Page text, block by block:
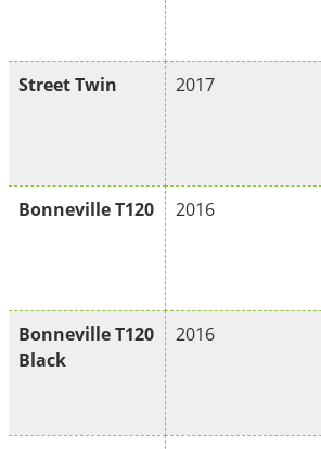
Street Twin
2017
Bonneville T120
2016
Bonneville T120
Black
2016